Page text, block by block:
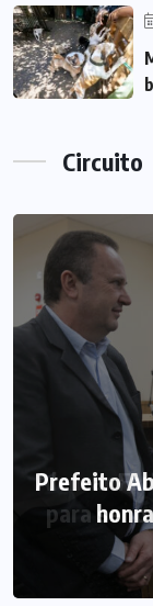
Circuito
Prefeito